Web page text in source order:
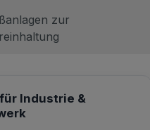
zur
Industrie &